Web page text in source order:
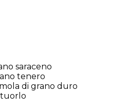
saraceno
tenero
di grano duro